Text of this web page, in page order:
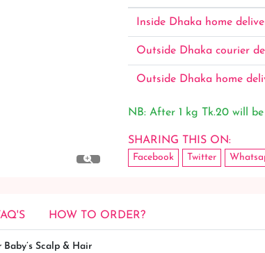
Inside Dhaka home
Outside Dhaka courier
Outside Dhaka home
NB: After 1 kg Tk.20 will
SHARING THIS ON:
Facebook Twitter
HOW TO ORDER?
Scalp & Hair